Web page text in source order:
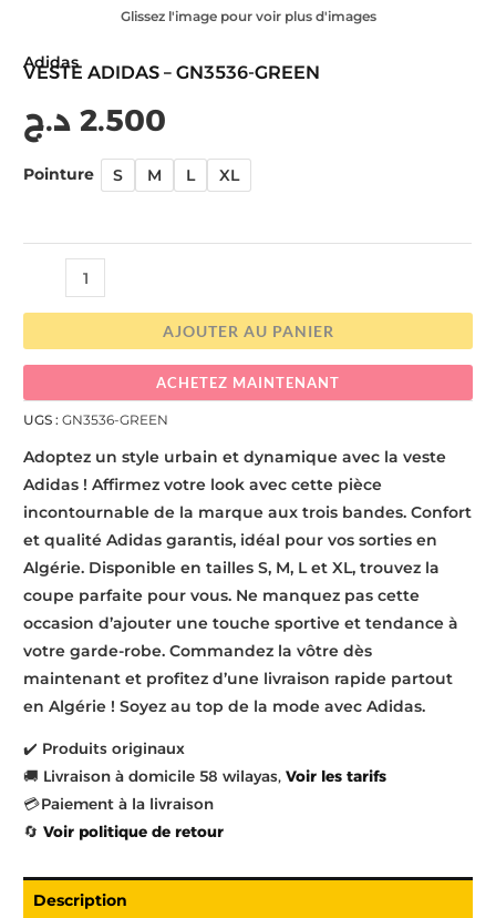
Glissez l'image pour voir plus d'images
Adidas
VESTE ADIDAS – GN3536-GREEN
2.500 د.ج
Pointure S M L XL
AJOUTER AU PANIER
ACHETEZ MAINTENANT
UGS :GN3536-GREEN
Adoptez un style urbain et dynamique avec la veste
Adidas ! Affirmez votre look avec cette pièce
incontournable de la marque aux trois bandes. Confort
et qualité Adidas garantis, idéal pour vos sorties en
Algérie. Disponible en tailles S, M, L et XL, trouvez la
coupe parfaite pour vous. Ne manquez pas cette
occasion d’ajouter une touche sportive et tendance à
votre garde-robe. Commandez la vôtre dès
maintenant et profitez d’une livraison rapide partout
en Algérie ! Soyez au top de la mode avec Adidas.
✔️ Produits originaux
🚚 Livraison à domicile 58 wilayas, Voir les tarifs
💳 Paiement à la livraison
🔄 Voir politique de retour
Description